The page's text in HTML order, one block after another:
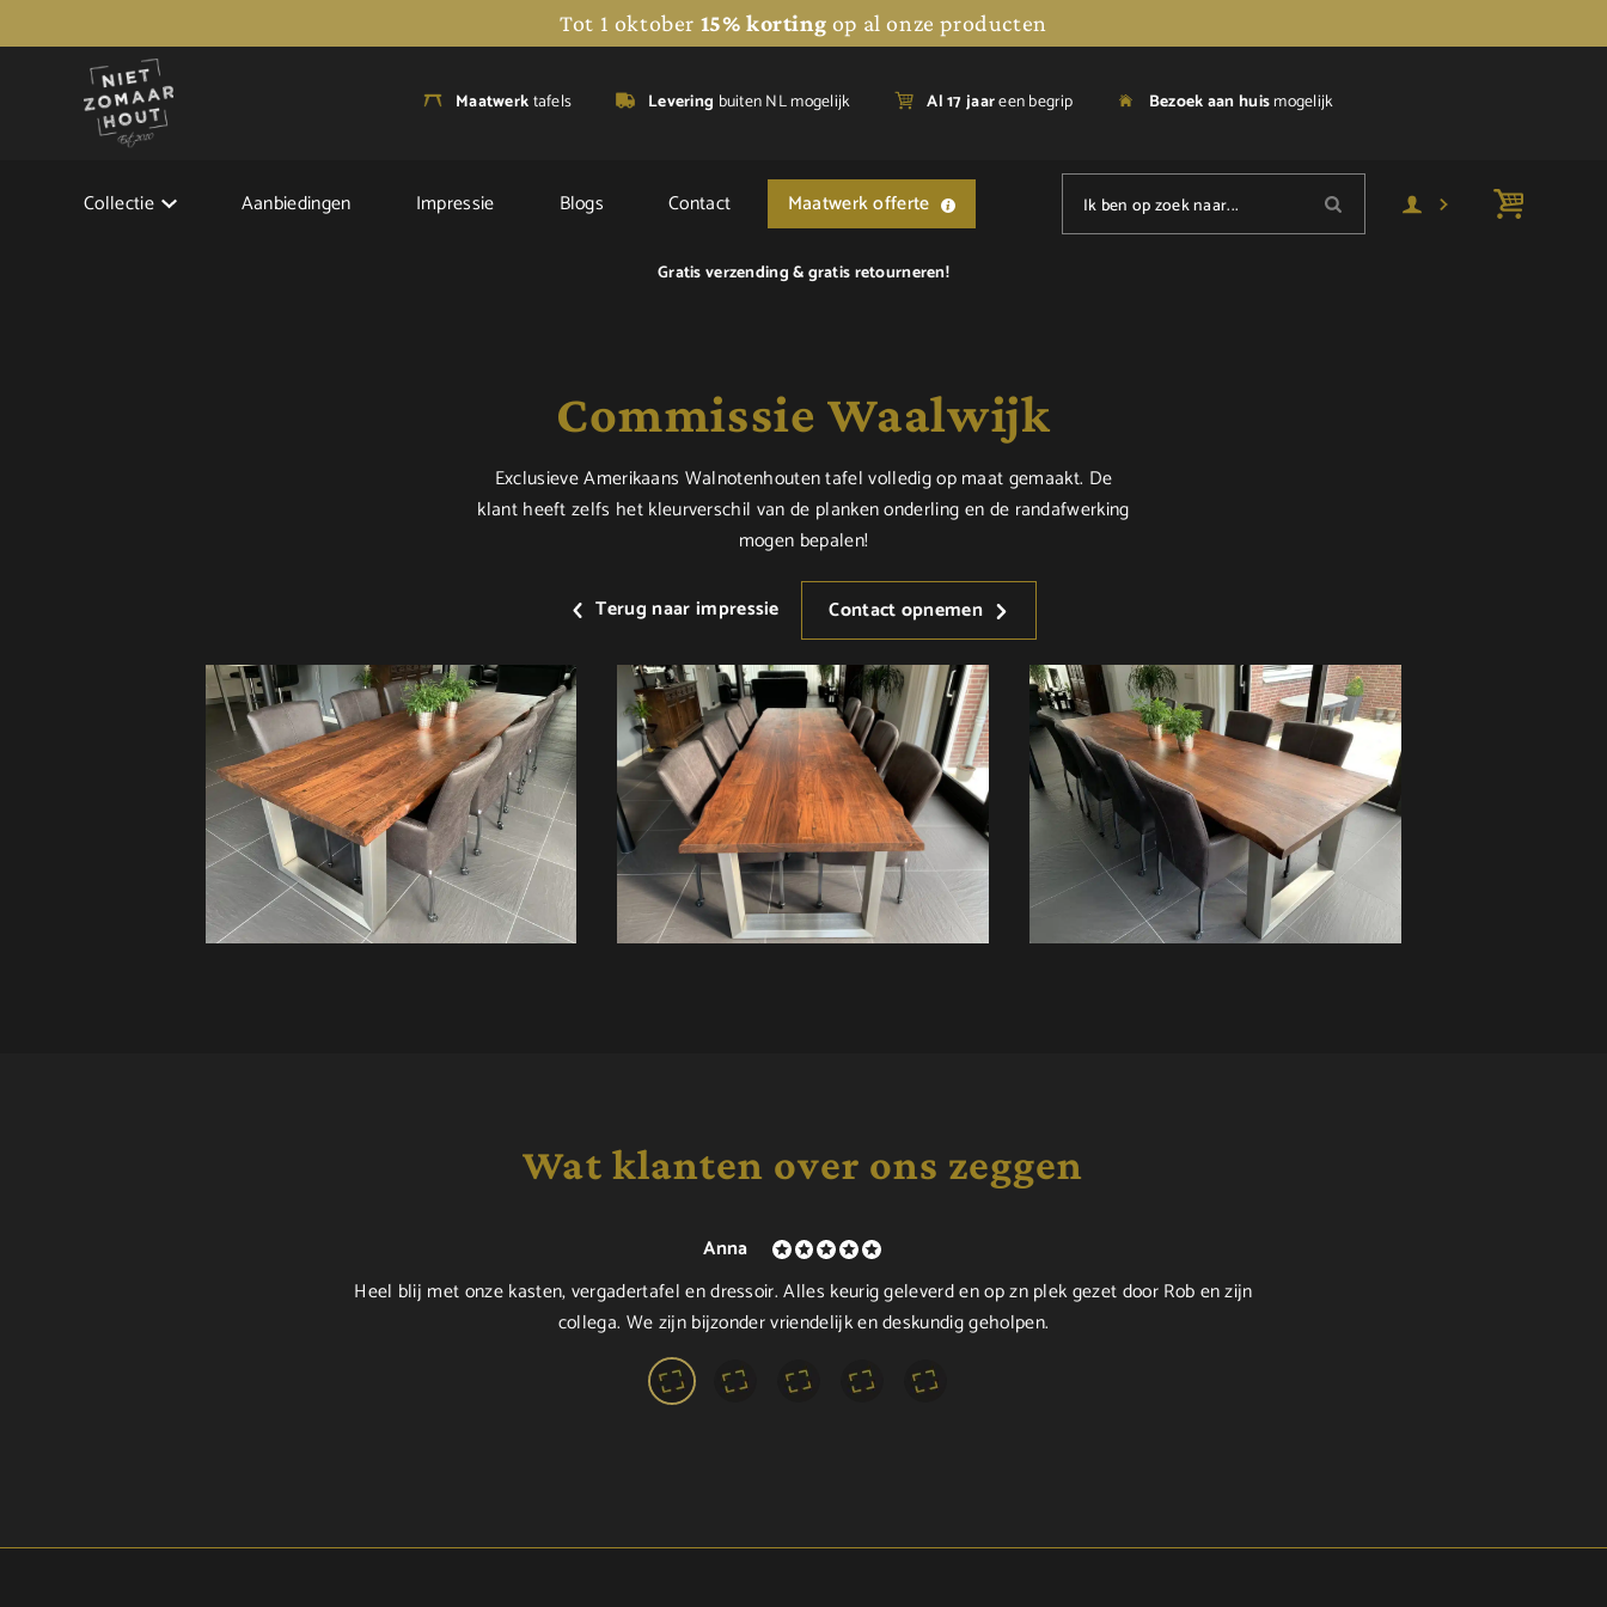
Tot 1 oktober 15% korting op al onze producten
Maatwerktafels Levering buiten NL mogelijk Al 17 jaareen begrip Bezoek aan huismogelijk
Collectie Aanbiedingen Impressie Blogs Contact Maatwerk offerte Ik ben op zoek naar...
Gratis verzending &gratis retourneren!
Commissie Waalwijk
Exclusieve Amerikaans Walnotenhouten tafel volledig op maat gemaakt. De
klant heeft zelfs het kleurverschil van de planken onderling en de randafwerking
mogen bepalen!
Terug naar impressie Contact opnemen
Wat klanten over ons zeggen
Anna
Heel blij met onze kasten, vergadertafel en dressoir. Alles keurig geleverd en op zn plek gezet door Rob en zijn
collega. We zijn bijzonder vriendelijk en deskundig geholpen.